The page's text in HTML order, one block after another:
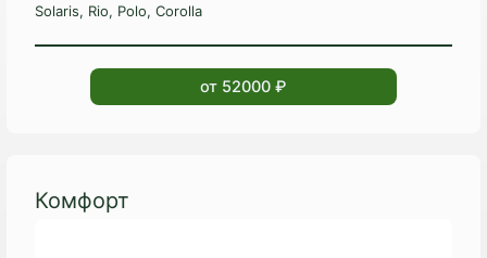
Solaris, Rio, Polo, Corolla
от 52000 ₽
Комфорт